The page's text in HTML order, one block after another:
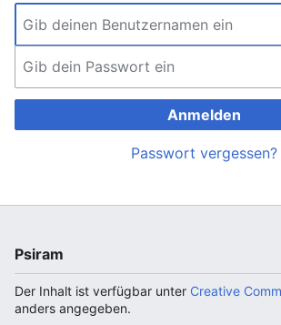
Anmelden
Passwort vergessen?
Psiram
Der Inhalt ist verfügbar unter Creative
anders angegeben.